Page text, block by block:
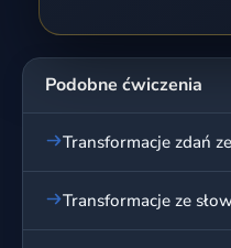
Podobne ćwiczenia